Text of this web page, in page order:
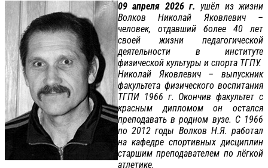
09 апреля 2026 г. ушёл из жизни
Волков Николай Яковлевич –
человек, отдавший более 40 лет
своей жизни педагогической
деятельности в институте
физической культуры и спорта ТГПУ.
Николай Яковлевич – выпускник
факультета физического воспитания
ТГПИ 1966 г. Окончив факультет с
красным дипломом он остался
преподавать в родном вузе. С 1966
по 2012 годы Волков Н.Я. работал
на кафедре спортивных дисциплин
старшим преподавателем по лёгкой
атлетике.